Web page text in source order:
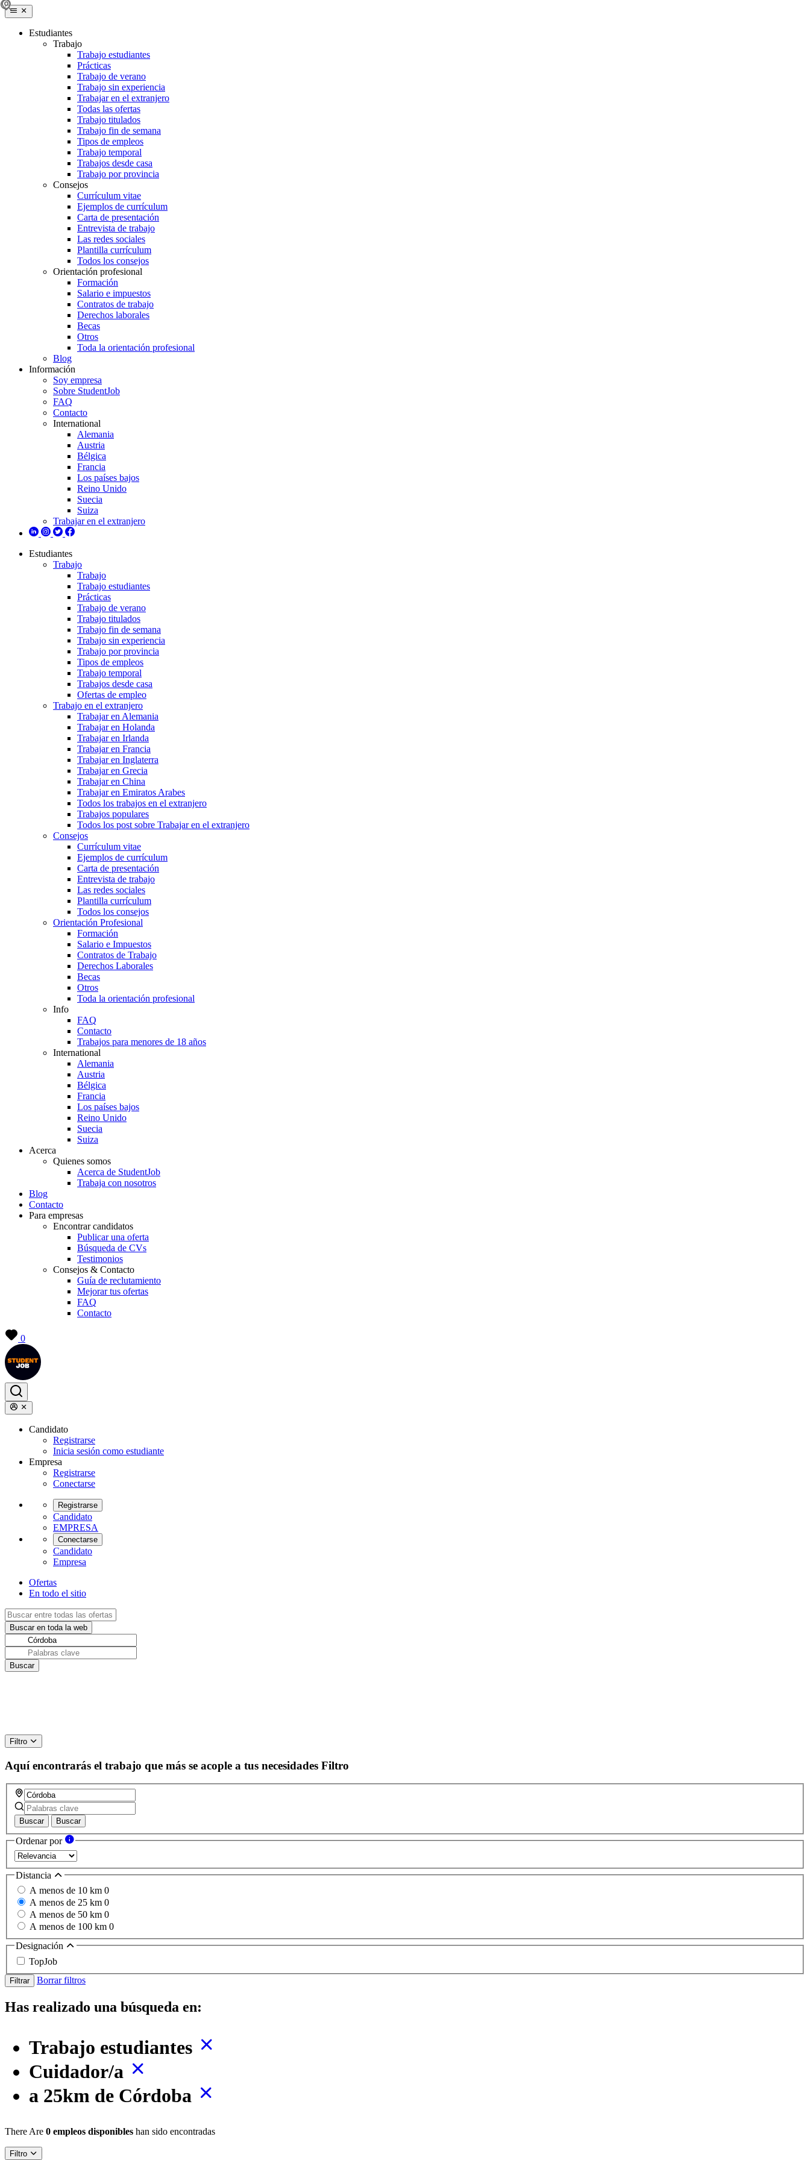
Estudiantes
Trabajo
Trabajo estudiantes
Prácticas
Trabajo de verano
Trabajo sin experiencia
Trabajar en el extranjero
Todas las ofertas
Trabajo titulados
Trabajo fin de semana
Tipos de empleos
Trabajo temporal
Trabajos desde casa
Trabajo por provincia
Consejos
Currículum vitae
Ejemplos de currículum
Carta de presentación
Entrevista de trabajo
Las redes sociales
Plantilla currículum
Todos los consejos
Orientación profesional
Formación
Salario e impuestos
Contratos de trabajo
Derechos laborales
Becas
Otros
Toda la orientación profesional
Blog
Información
Soy empresa
Sobre StudentJob
FAQ
Contacto
International
Alemania
Austria
Bélgica
Francia
Los países bajos
Reino Unido
Suecia
Suiza
Trabajar en el extranjero
Estudiantes
Trabajo
Trabajo
Trabajo estudiantes
Prácticas
Trabajo de verano
Trabajo titulados
Trabajo fin de semana
Trabajo sin experiencia
Trabajo por provincia
Tipos de empleos
Trabajo temporal
Trabajos desde casa
Ofertas de empleo
Trabajo en el extranjero
Trabajar en Alemania
Trabajar en Holanda
Trabajar en Irlanda
Trabajar en Francia
Trabajar en Inglaterra
Trabajar en Grecia
Trabajar en China
Trabajar en Emiratos Arabes
Todos los trabajos en el extranjero
Trabajos populares
Todos los post sobre Trabajar en el extranjero
Consejos
Currículum vitae
Ejemplos de currículum
Carta de presentación
Entrevista de trabajo
Las redes sociales
Plantilla currículum
Todos los consejos
Orientación Profesional
Formación
Salario e Impuestos
Contratos de Trabajo
Derechos Laborales
Becas
Otros
Toda la orientación profesional
Info
FAQ
Contacto
Trabajos para menores de 18 años
International
Alemania
Austria
Bélgica
Francia
Los países bajos
Reino Unido
Suecia
Suiza
Acerca
Quienes somos
Acerca de StudentJob
Trabaja con nosotros
Blog
Contacto
Para empresas
Encontrar candidatos
Publicar una oferta
Búsqueda de CVs
Testimonios
Consejos & Contacto
Guía de reclutamiento
Mejorar tus ofertas
FAQ
Contacto
0
Candidato
Registrarse
Inicia sesión como estudiante
Empresa
Registrarse
Conectarse
Registrarse
Candidato
EMPRESA
Conectarse
Candidato
Empresa
Ofertas
En todo el sitio
Filtro
Aquí encontrarás el trabajo que más se acople a tus necesidades Filtro
Buscar Buscar
Ordenar por
Distancia
A menos de 10 km 0
A menos de 25 km 0
A menos de 50 km 0
A menos de 100 km 0
Designación
TopJob
Filtrar Borrar filtros
Has realizado una búsqueda en:
Trabajo estudiantes
Cuidador/a
a 25km de Córdoba
There Are 0 empleos disponibles han sido encontradas
Filtro